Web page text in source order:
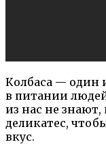
Колбаса — один
в питании
из нас не знают,
деликатес,
вкус.